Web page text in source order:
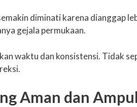
diminati karena dianggap
gejala permukaan.
waktu dan konsistensi. Tidak
Aman dan